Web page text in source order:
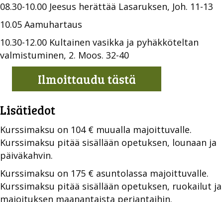
08.30-10.00 Jeesus herättää Lasaruksen, Joh. 11-13
10.05 Aamuhartaus
10.30-12.00 Kultainen vasikka ja pyhäkköteltan
valmistuminen, 2. Moos. 32-40
Ilmoittaudu tästä
Lisätiedot
Kurssimaksu on 104 € muualla majoittuvalle.
Kurssimaksu pitää sisällään opetuksen, lounaan ja
päiväkahvin.
Kurssimaksu on 175 € asuntolassa majoittuvalle.
Kurssimaksu pitää sisällään opetuksen, ruokailut ja
majoituksen maanantaista perjantaihin.